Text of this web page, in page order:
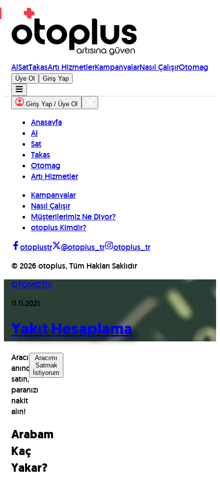
AlSatTakasArtı HizmetlerKampanyalarNasıl ÇalışırOtomag
Üye Ol Giriş Yap
Giriş Yap / Üye Ol
Anasayfa
Al
Sat
Takas
Otomag
Artı Hizmetler
Kampanyalar
Nasıl Çalışır
Müşterilerimiz Ne Diyor?
otoplus Kimdir?
otoplustr
@otoplus_tr
otoplus_tr
© 2026 otoplus, Tüm Hakları Saklıdır
OTOMOTİV
11.11.2021
Yakıt Hesaplama
Aracınızı
anında
satın,
paranızı
nakit
alın!
Aracımı
Satmak
İstiyorum
Arabam
Kaç
Yakar?